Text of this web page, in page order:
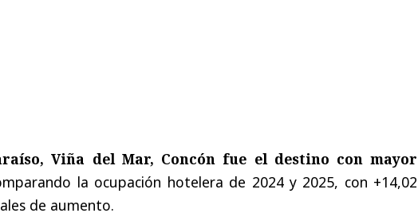
Viña del Mar, Concón fue el destino con mayor
la ocupación hotelera de 2024 y 2025, con +14,02
de aumento.